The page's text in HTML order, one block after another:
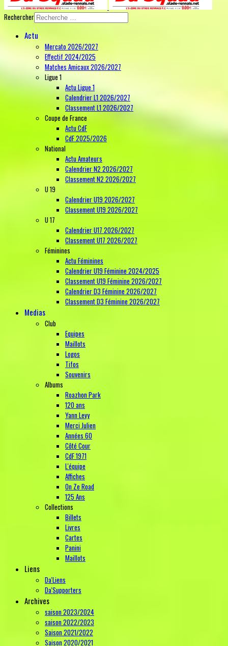
Rechercher
Actu
Mercato 2026/2027
Effectif 2024/2025
Matches Amicaux 2026/2027
Ligue 1
Actu Ligue 1
Calendrier L1 2026/2027
Classement L1 2026/2027
Coupe de France
Actu CdF
CdF 2025/2026
National
Actu Amateurs
Calendrier N2 2026/2027
Classement N2 2026/2027
U 19
Calendrier U19 2026/2027
Classement U19 2026/2027
U 17
Calendrier U17 2026/2027
Classement U17 2026/2027
Féminines
Actu Féminines
Calendrier U19 Féminine 2024/2025
Classement U19 Féminine 2026/2027
Calendrier D3 Féminine 2026/2027
Classement D3 Féminine 2026/2027
Medias
Club
Equipes
Maillots
Logos
Tifos
Souvenirs
Albums
Roazhon Park
120 ans
Yann Levy
Merci Julien
Années 60
Côté Cour
CdF 1971
L'équipe
Affiches
On Ze Road
125 Ans
Collections
Billets
Livres
Cartes
Panini
Maillots
Liens
Da'Liens
Da'Supporters
Archives
saison 2023/2024
saison 2022/2023
Saison 2021/2022
Saison 2020/2021